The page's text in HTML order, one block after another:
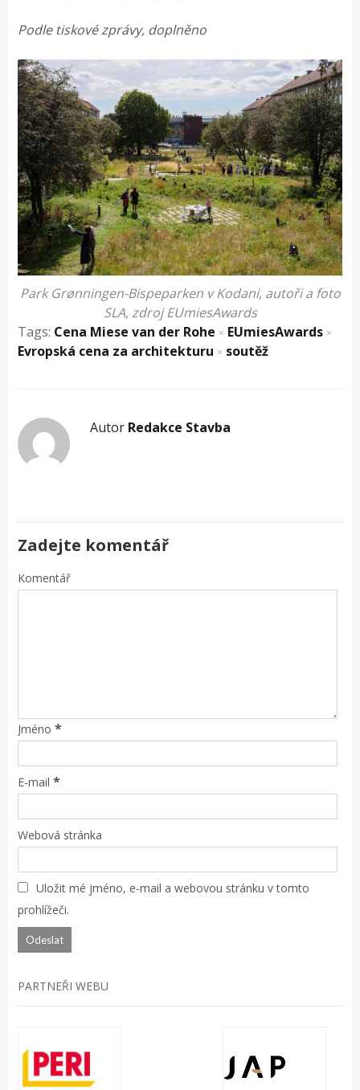
Podle tiskové zprávy, doplněno
Park Grønningen-Bispeparken v Kodani, autoři a foto
SLA, zdroj EUmiesAwards
Tags: Cena Miese van der Rohe × EUmiesAwards ×
Evropská cena za architekturu × soutěž
Autor Redakce Stavba
Zadejte komentář
Komentář
Jméno *
E-mail *
Webová stránka
Uložit mé jméno, e-mail a webovou stránku v tomto
prohlížeči.
PARTNEŘI WEBU